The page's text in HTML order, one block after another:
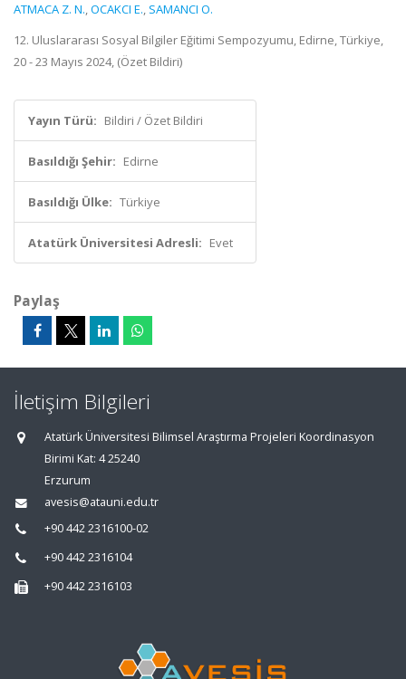
ATMACA Z. N.,OCAKCI E., SAMANCI O.
12. Uluslararası Sosyal Bilgiler Eğitimi Sempozyumu, Edirne, Türkiye,
20 - 23 Mayıs 2024, (Özet Bildiri)
Yayın Türü: Bildiri / Özet Bildiri
Basıldığı Şehir: Edirne
Basıldığı Ülke: Türkiye
Atatürk Üniversitesi Adresli: Evet
Paylaş
İletişim Bilgileri
Atatürk Üniversitesi Bilimsel Araştırma Projeleri Koordinasyon
Birimi Kat: 4 25240
Erzurum
avesis@atauni.edu.tr
+90 442 2316100-02
+90 442 2316104
+90 442 2316103